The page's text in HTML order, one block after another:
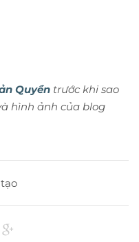
Quyền trước khi sao
hình ảnh của blog